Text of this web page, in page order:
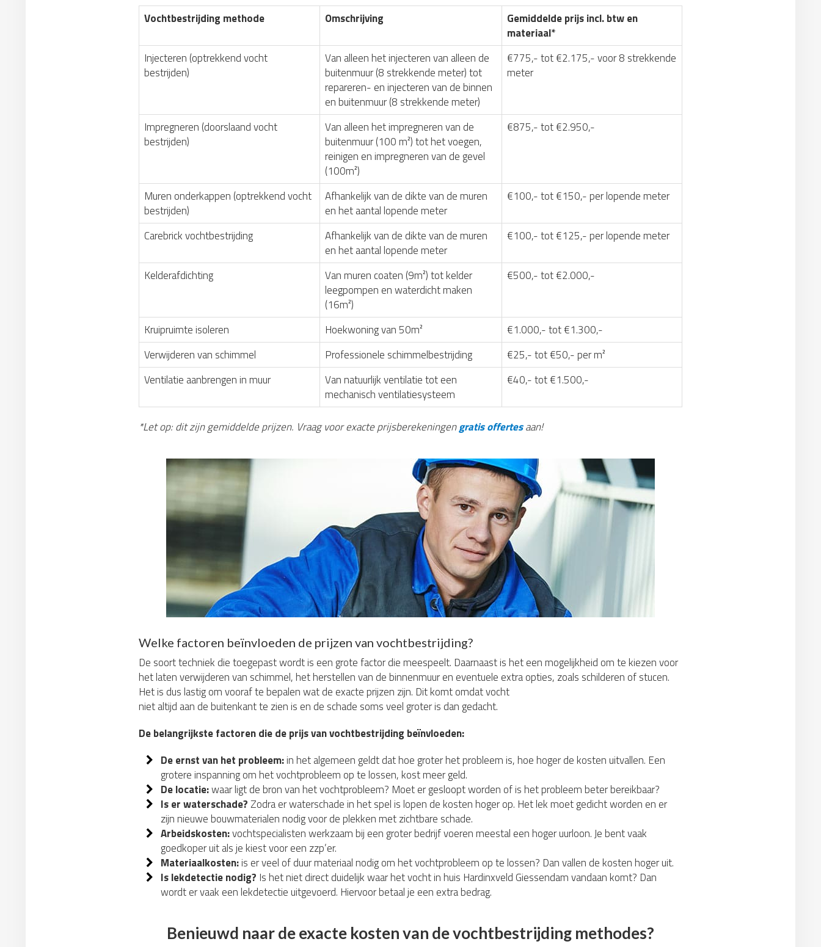
Vochtbestrijding methode Omschrijving
Gemiddelde prijs incl. btw en
materiaal*
Injecteren (optrekkend vocht
bestrijden)
Van alleen het injecteren van alleen de
buitenmuur (8 strekkende meter) tot
repareren- en injecteren van de binnen
en buitenmuur (8 strekkende meter)
€775,- tot €2.175,- voor 8 strekkende
meter
Impregneren (doorslaand vocht
bestrijden)
Van alleen het impregneren van de
buitenmuur (100 m²) tot het voegen,
reinigen en impregneren van de gevel
(100m²)
€875,- tot €2.950,-
Muren onderkappen (optrekkend vocht
bestrijden)
Afhankelijk van de dikte van de muren
en het aantal lopende meter
€100,- tot €150,- per lopende meter
Carebrick vochtbestrijding
Afhankelijk van de dikte van de muren
en het aantal lopende meter
€100,- tot €125,- per lopende meter
Kelderafdichting
Van muren coaten (9m²) tot kelder
leegpompen en waterdicht maken
(16m²)
€500,- tot €2.000,-
Kruipruimte isoleren Hoekwoning van 50m²
€1.000,- tot €1.300,-
Verwijderen van schimmel
Professionele schimmelbestrijding
€25,- tot €50,- per m²
Ventilatie aanbrengen in muur
Van natuurlijk ventilatie tot een
mechanisch ventilatiesysteem
€40,- tot €1.500,-
*Let op: dit zijn gemiddelde prijzen. Vraag voor exacte prijsberekeningengratis offertesaan!
Welke factoren beïnvloeden de prijzen van vochtbestrijding?
De soort techniek die toegepast wordt is een grote factor die meespeelt. Daarnaast is het een mogelijkheid om te kiezen voor
het laten verwijderen van schimmel, het herstellen van de binnenmuur en eventuele extra opties, zoals schilderen of stucen.
Het is dus lastig om vooraf te bepalen wat de exacte prijzen zijn. Dit komt omdat vocht
niet altijd aan de buitenkant te zien is en de schade soms veel groter is dan gedacht.
De belangrijkste factoren die de prijs van vochtbestrijding beïnvloeden:
De ernst van het probleem:in het algemeen geldt dat hoe groter het probleem is, hoe hoger de kosten uitvallen. Een
grotere inspanning om het vochtprobleem op te lossen, kost meer geld.
De locatie:waar ligt de bron van het vochtprobleem? Moet er gesloopt worden of is het probleem beter bereikbaar?
Is er waterschade? Zodra er waterschade in het spel is lopen de kosten hoger op. Het lek moet gedicht worden en er
zijn nieuwe bouwmaterialen nodig voor de plekken met zichtbare schade.
Arbeidskosten:vochtspecialisten werkzaam bij een groter bedrijf voeren meestal een hoger uurloon. Je bent vaak
goedkoper uit als je kiest voor een zzp’er.
Materiaalkosten:is er veel of duur materiaal nodig om het vochtprobleem op te lossen? Dan vallen de kosten hoger uit.
Is lekdetectie nodig? Is het niet direct duidelijk waar het vocht in huis Hardinxveld Giessendam vandaan komt? Dan
wordt er vaak een lekdetectie uitgevoerd. Hiervoor betaal je een extra bedrag.
Benieuwd naar de exacte kosten van de vochtbestrijding methodes?